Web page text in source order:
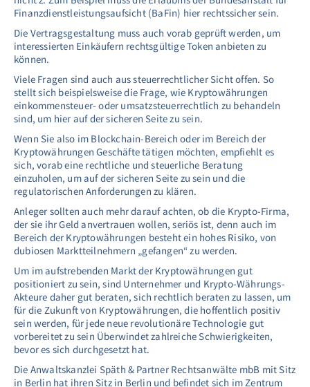
Finanzdienstleistungsaufsicht (BaFin) hier rechtssicher sein.
Die Vertragsgestaltung muss auch vorab geprüft werden, um
interessierten Einkäufern rechtsgültige Token anbieten zu
können.
Viele Fragen sind auch aus steuerrechtlicher Sicht offen. So
stellt sich beispielsweise die Frage, wie Kryptowährungen
einkommensteuer- oder umsatzsteuerrechtlich zu behandeln
sind, um hier auf der sicheren Seite zu sein.
Wenn Sie also im Blockchain-Bereich oder im Bereich der
Kryptowährungen Geschäfte tätigen möchten, empfiehlt es
sich, vorab eine rechtliche und steuerliche Beratung
einzuholen, um auf der sicheren Seite zu sein und die
regulatorischen Anforderungen zu klären.
Anleger sollten auch mehr darauf achten, ob die Krypto-Firma,
der sie ihr Geld anvertrauen wollen, seriös ist, denn auch im
Bereich der Kryptowährungen besteht ein hohes Risiko, von
dubiosen Marktteilnehmern „gefangen“ zu werden.
Um im aufstrebenden Markt der Kryptowährungen gut
positioniert zu sein, sind Unternehmer und Krypto-Währungs-
Akteure daher gut beraten, sich rechtlich beraten zu lassen, um
für die Zukunft von Kryptowährungen, die hoffentlich positiv
sein werden, für jede neue revolutionäre Technologie gut
vorbereitet zu sein Überwindet zahlreiche Schwierigkeiten,
bevor es sich durchgesetzt hat.
Die Anwaltskanzlei Späth & Partner Rechtsanwälte mbB mit Sitz
in Berlin hat ihren Sitz in Berlin und befindet sich im Zentrum